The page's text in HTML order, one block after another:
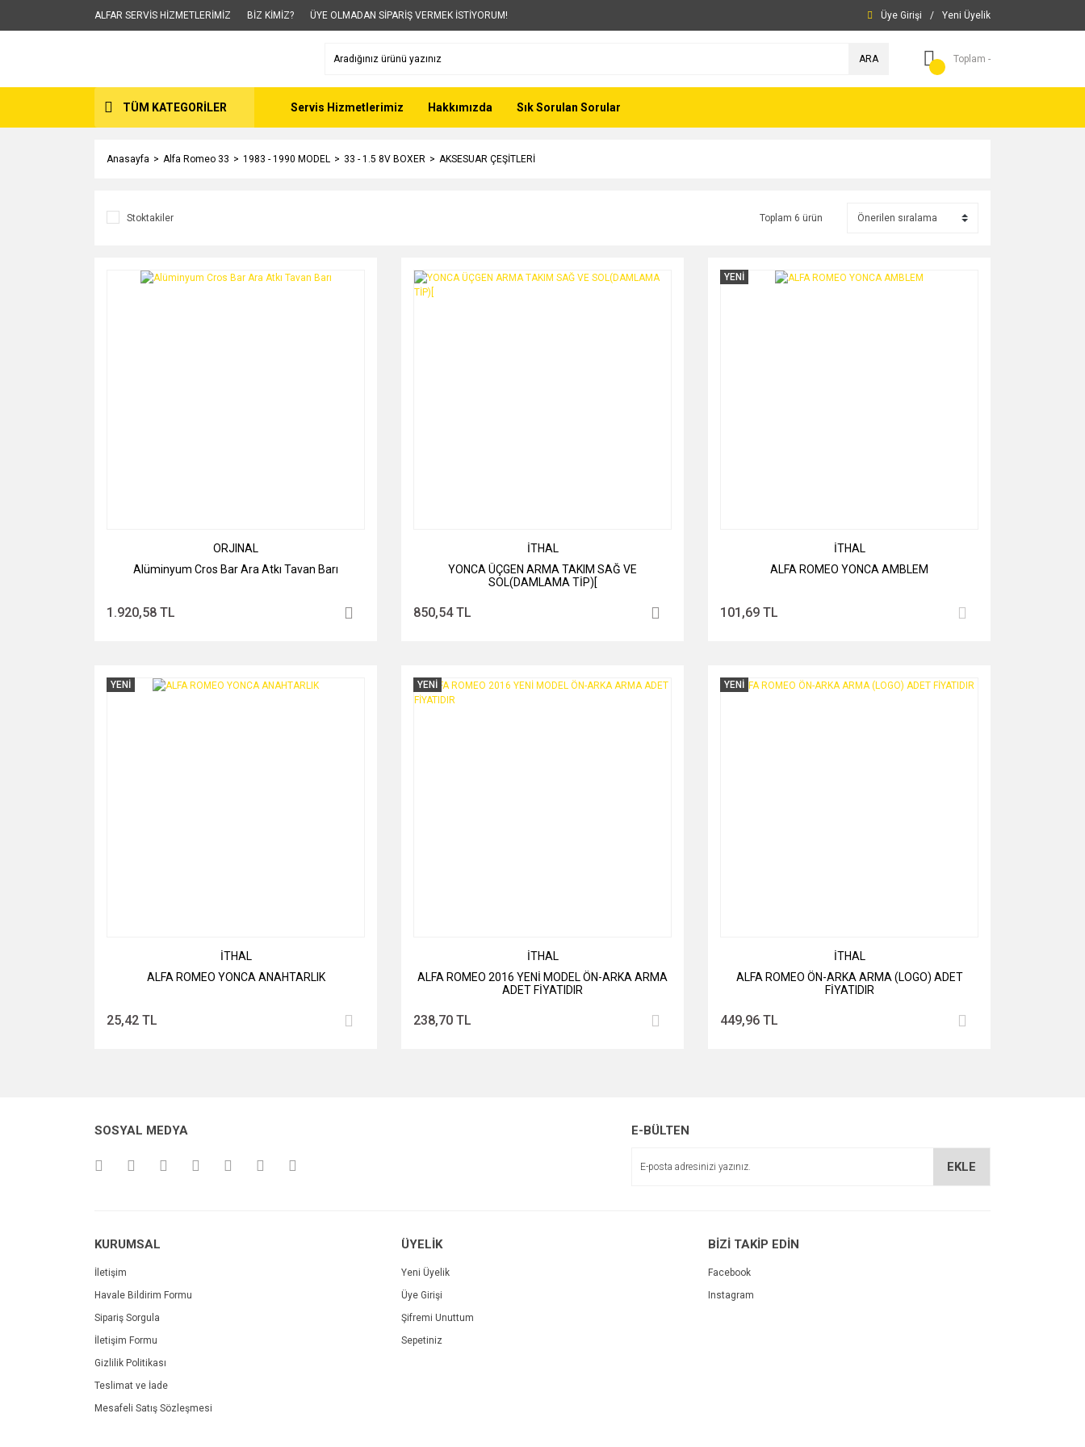
ALFAR SERVİS HİZMETLERİMİZ BİZ KİMİZ? ÜYE OLMADAN SİPARİŞ VERMEK İSTİYORUM! Üye Girişi / Yeni Üyelik
ARA Toplam -
TÜM KATEGORİLER Servis Hizmetlerimiz Hakkımızda Sık Sorulan Sorular
Anasayfa Alfa Romeo 33 1983 - 1990 MODEL 33 - 1.5 8V BOXER AKSESUAR ÇEŞİTLERİ
Stoktakiler Toplam 6 ürün
ORJINAL
Alüminyum Cros Bar Ara Atkı Tavan Barı
1.920,58 TL
İTHAL
YONCA ÜÇGEN ARMA TAKIM SAĞ VE
SOL(DAMLAMA TİP)[
850,54 TL
YENİ
İTHAL
ALFA ROMEO YONCA AMBLEM
101,69 TL
YENİ
İTHAL
ALFA ROMEO YONCA ANAHTARLIK
25,42 TL
YENİ
İTHAL
ALFA ROMEO 2016 YENİ MODEL ÖN-ARKA ARMA
ADET FİYATIDIR
238,70 TL
YENİ
İTHAL
ALFA ROMEO ÖN-ARKA ARMA (LOGO) ADET
FİYATIDIR
449,96 TL
SOSYAL MEDYA E-BÜLTEN
EKLE
KURUMSAL
İletişim
Havale Bildirim Formu
Sipariş Sorgula
İletişim Formu
Gizlilik Politikası
Teslimat ve İade
Mesafeli Satış Sözleşmesi
ÜYELİK
Yeni Üyelik
Üye Girişi
Şifremi Unuttum
Sepetiniz
BİZİ TAKİP EDİN
Facebook
Instagram